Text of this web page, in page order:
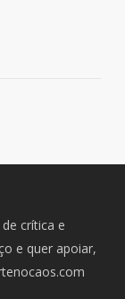
crítica e
e quer apoiar,